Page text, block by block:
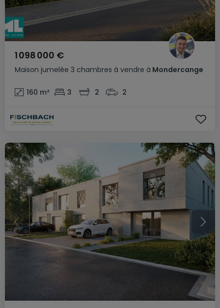
Maison jumelée 3 chambres à vendre à Mondercange
1 098 000 €
160 m² 3 2 2